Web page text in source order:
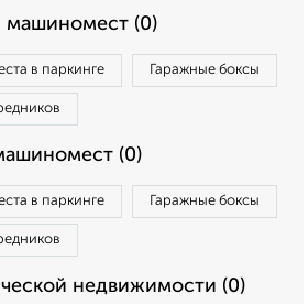
машиномест (0)
в паркинге Гаражные боксы
(0)
в паркинге Гаражные боксы
недвижимости (0)